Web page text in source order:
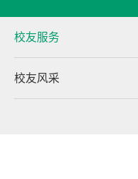
校友服务
校友风采